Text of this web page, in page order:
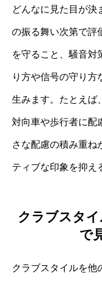
どんなに見た目が決
の振る舞い次第で評
を守ること、騒音対
り方や信号の守り方
生みます。たとえば
対向車や歩行者に配
さな配慮の積み重ね
ティブな印象を抑え
クラブスタ
で
クラブスタイルを他